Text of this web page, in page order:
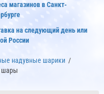
магазинов в Санкт-
на следующий день или
России
надувные шарики /
шары